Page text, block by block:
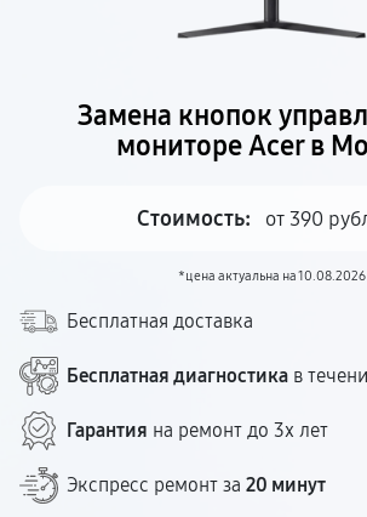
Замена кнопок
мониторе Acer в
Стоимость: от 390
*цена актуальна на 10.08.2026
Бесплатная доставка
Бесплатная диагностика в
Гарантия на ремонт до 3х лет
Экспресс ремонт за 20 минут